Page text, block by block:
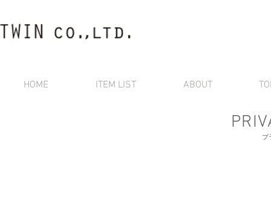
HOME ITEM LIST ABOUT
プ